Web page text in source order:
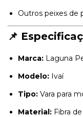
Outros peixes de
📌
Marca: Laguna
Modelo: Ivaí
Tipo: Vara para
Material: Fibra